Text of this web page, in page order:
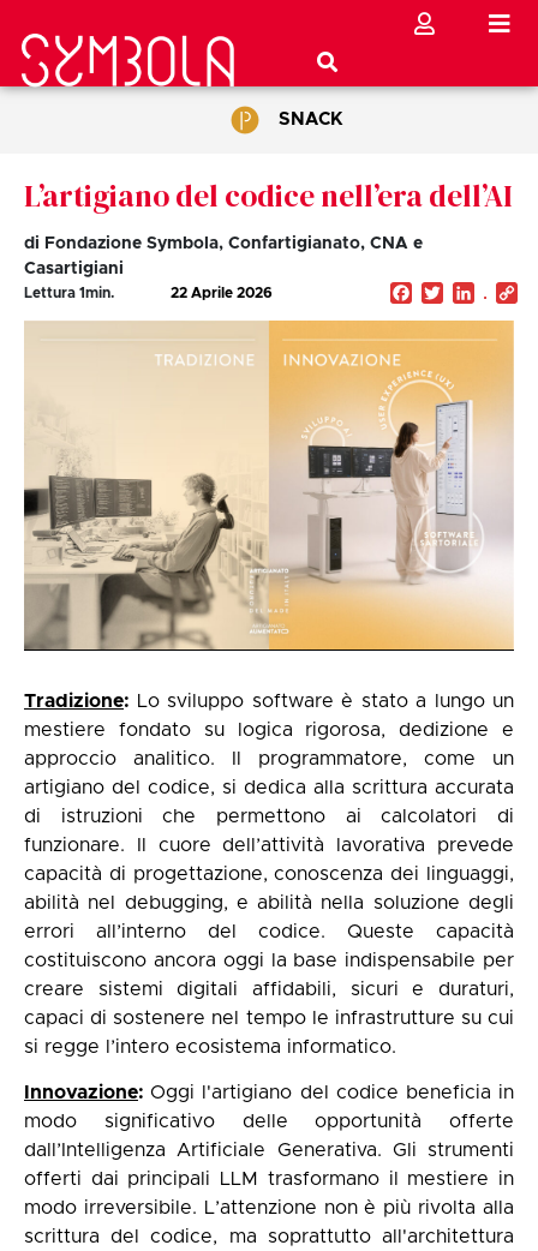
SNACK
L’artigiano del codice nell’era dell’AI
di Fondazione Symbola, Confartigianato, CNA e
Casartigiani
Lettura 1min. 22 Aprile 2026 Facebook
Twitter
Tradizione: Lo sviluppo software è stato a lungo un
mestiere fondato su logica rigorosa, dedizione e
approccio analitico. Il programmatore, come un
artigiano del codice, si dedica alla scrittura accurata
di istruzioni che permettono ai calcolatori di
funzionare. Il cuore dell’attività lavorativa prevede
capacità di progettazione, conoscenza dei linguaggi,
abilità nel debugging, e abilità nella soluzione degli
errori all’interno del codice. Queste capacità
costituiscono ancora oggi la base indispensabile per
creare sistemi digitali affidabili, sicuri e duraturi,
capaci di sostenere nel tempo le infrastrutture su cui
si regge l’intero ecosistema informatico.
Innovazione:Oggi l'artigiano del codice beneficia in
modo significativo delle opportunità offerte
dall’Intelligenza Artificiale Generativa. Gli strumenti
offerti dai principali LLM trasformano il mestiere in
modo irreversibile. L’attenzione non è più rivolta alla
scrittura del codice, ma soprattutto all'architettura